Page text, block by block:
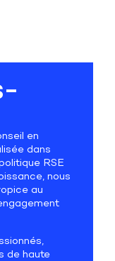
en
dans
RSE
nous
au
de haute